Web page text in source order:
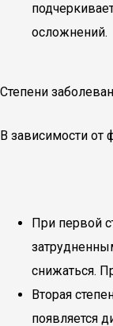
осложнений.
Степени
В зависимости от
При первой
снижаться.
Вторая
появляется